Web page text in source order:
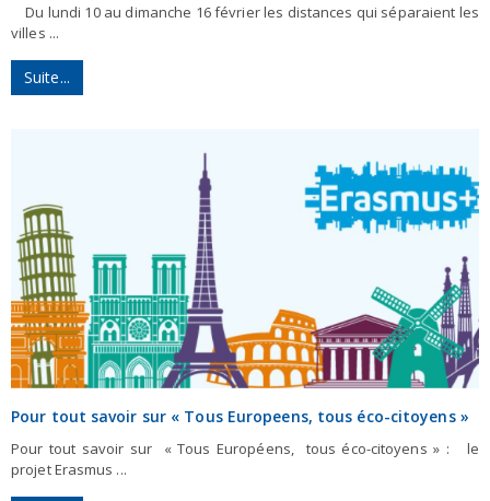
Du lundi 10 au dimanche 16 février les distances qui séparaient les
villes ...
Suite...
Pour tout savoir sur « Tous Europeens, tous éco-citoyens »
Pour tout savoir sur « Tous Européens, tous éco-citoyens » : le
projet Erasmus ...